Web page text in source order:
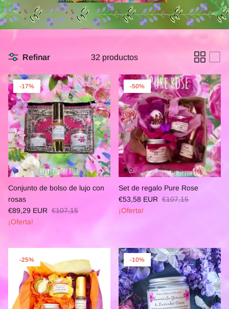
Refinar 32 productos
-17%
Conjunto de bolso de lujo con
rosas
€89,29 EUR €107,15
¡Oferta!
-50%
Set de regalo Pure Rose
€53,58 EUR €107,15
¡Oferta!
-25% -10%